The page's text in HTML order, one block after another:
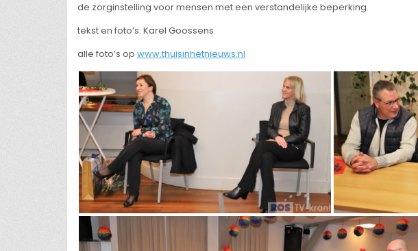
de zorginstelling voor mensen met een verstandelijke beperking.
tekst en foto’s: Karel Goossens
alle foto’s op www.thuisinhetnieuws.nl